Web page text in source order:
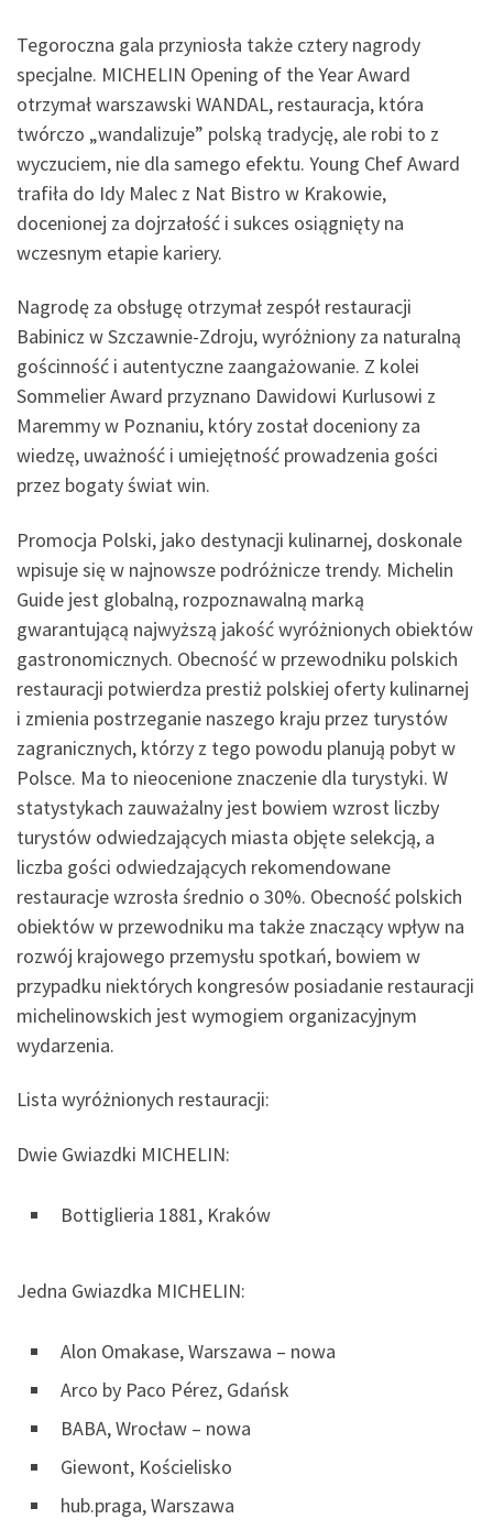
Tegoroczna gala przyniosła także cztery nagrody
specjalne. MICHELIN Opening of the Year Award
otrzymał warszawski WANDAL, restauracja, która
twórczo „wandalizuje” polską tradycję, ale robi to z
wyczuciem, nie dla samego efektu. Young Chef Award
trafiła do Idy Malec z Nat Bistro w Krakowie,
docenionej za dojrzałość i sukces osiągnięty na
wczesnym etapie kariery.
Nagrodę za obsługę otrzymał zespół restauracji
Babinicz w Szczawnie-Zdroju, wyróżniony za naturalną
gościnność i autentyczne zaangażowanie. Z kolei
Sommelier Award przyznano Dawidowi Kurlusowi z
Maremmy w Poznaniu, który został doceniony za
wiedzę, uważność i umiejętność prowadzenia gości
przez bogaty świat win.
Promocja Polski, jako destynacji kulinarnej, doskonale
wpisuje się w najnowsze podróżnicze trendy. Michelin
Guide jest globalną, rozpoznawalną marką
gwarantującą najwyższą jakość wyróżnionych obiektów
gastronomicznych. Obecność w przewodniku polskich
restauracji potwierdza prestiż polskiej oferty kulinarnej
i zmienia postrzeganie naszego kraju przez turystów
zagranicznych, którzy z tego powodu planują pobyt w
Polsce. Ma to nieocenione znaczenie dla turystyki. W
statystykach zauważalny jest bowiem wzrost liczby
turystów odwiedzających miasta objęte selekcją, a
liczba gości odwiedzających rekomendowane
restauracje wzrosła średnio o 30%. Obecność polskich
obiektów w przewodniku ma także znaczący wpływ na
rozwój krajowego przemysłu spotkań, bowiem w
przypadku niektórych kongresów posiadanie restauracji
michelinowskich jest wymogiem organizacyjnym
wydarzenia.
Lista wyróżnionych restauracji:
Dwie Gwiazdki MICHELIN:
Bottiglieria 1881, Kraków
Jedna Gwiazdka MICHELIN:
Alon Omakase, Warszawa – nowa
Arco by Paco Pérez, Gdańsk
BABA, Wrocław – nowa
Giewont, Kościelisko
hub.praga, Warszawa